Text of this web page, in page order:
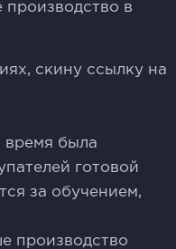
производство в
скину ссылку на
время была
готовой
за обучением,
производство